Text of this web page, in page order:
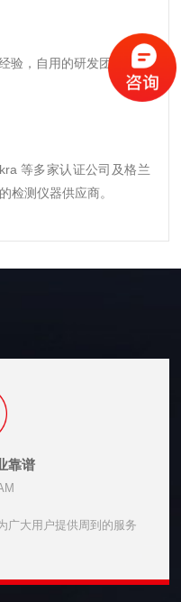
，自用的研发团队、产
等多家认证公司及格兰
检测仪器供应商。
靠谱
广大用户提供周到的服务